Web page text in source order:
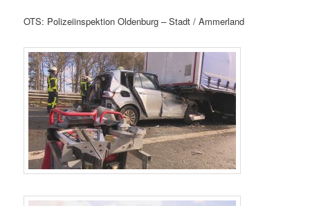
OTS: Polizeiinspektion Oldenburg – Stadt / Ammerland